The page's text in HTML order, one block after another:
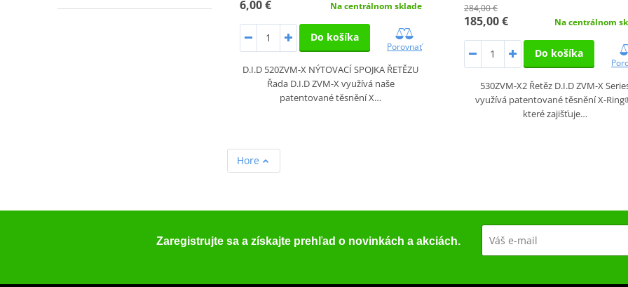
6,00 € Na centrálnom sklade
Do košíka
Porovnať
D.I.D 520ZVM-X NÝTOVACÍ SPOJKA ŘETĚZU
Řada D.I.D ZVM-X využívá naše
patentované těsnění X…
284,00 €
185,00 € Na centrálnom
Do košíka
530ZVM-X2 Řetěz D.I.D ZVM-X
využívá patentované těsnění X-
které zajišťuje…
Hore
Zaregistrujte sa a získajte prehľad o novinkách a akciách.